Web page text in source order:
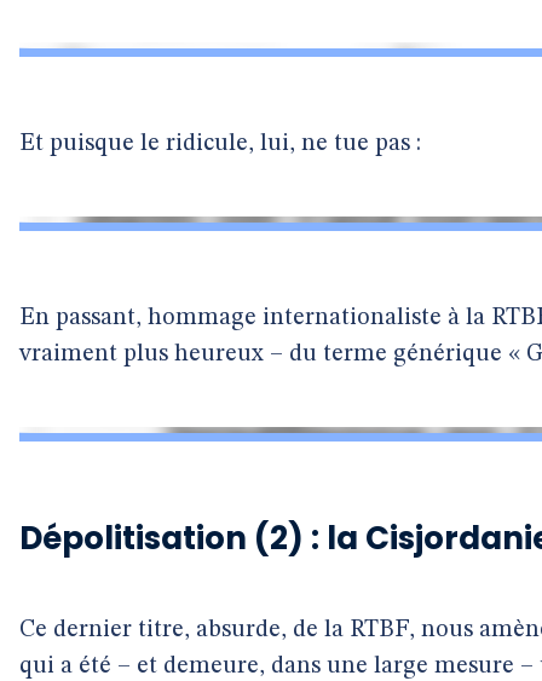
Et puisque le ridicule, lui, ne tue pas :
En passant, hommage internationaliste à la
vraiment plus heureux – du terme générique «
Dépolitisation (2) : la
Ce dernier titre, absurde, de la RTBF, nous
qui a été – et demeure, dans une large mesure